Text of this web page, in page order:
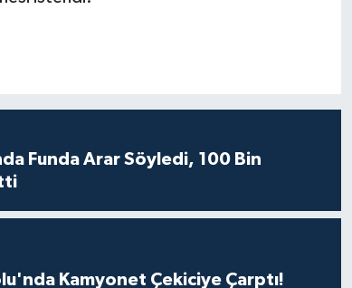
Funda Arar Söyledi, 100 Bin
Kamyonet Çekiciye Çarptı!